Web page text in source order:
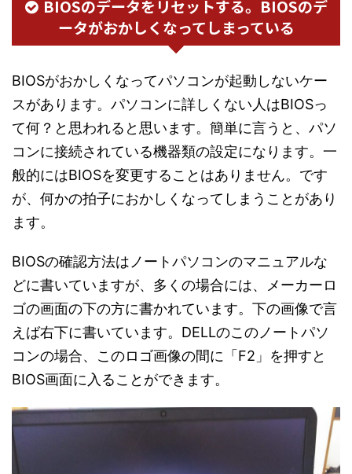
BIOSのデータをリセットする。BIOSのデ
ータがおかしくなってしまっている
BIOSがおかしくなってパソコンが起動しないケー
スがあります。パソコンに詳しくない人はBIOSっ
て何？と思われると思います。簡単に言うと、パソ
コンに接続されている機器類の設定になります。一
般的にはBIOSを変更することはありません。です
が、何かの拍子におかしくなってしまうことがあり
ます。
BIOSの確認方法はノートパソコンのマニュアルな
どに書いていますが、多くの場合には、メーカーロ
ゴの画面の下の方に書かれています。下の画像で言
えば右下に書いています。DELLのこのノートパソ
コンの場合、このロゴ画像の間に「F2」を押すと
BIOS画面に入ることができます。